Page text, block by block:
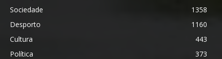
Sociedade
1358
Desporto
1160
Cultura
443
Política
373